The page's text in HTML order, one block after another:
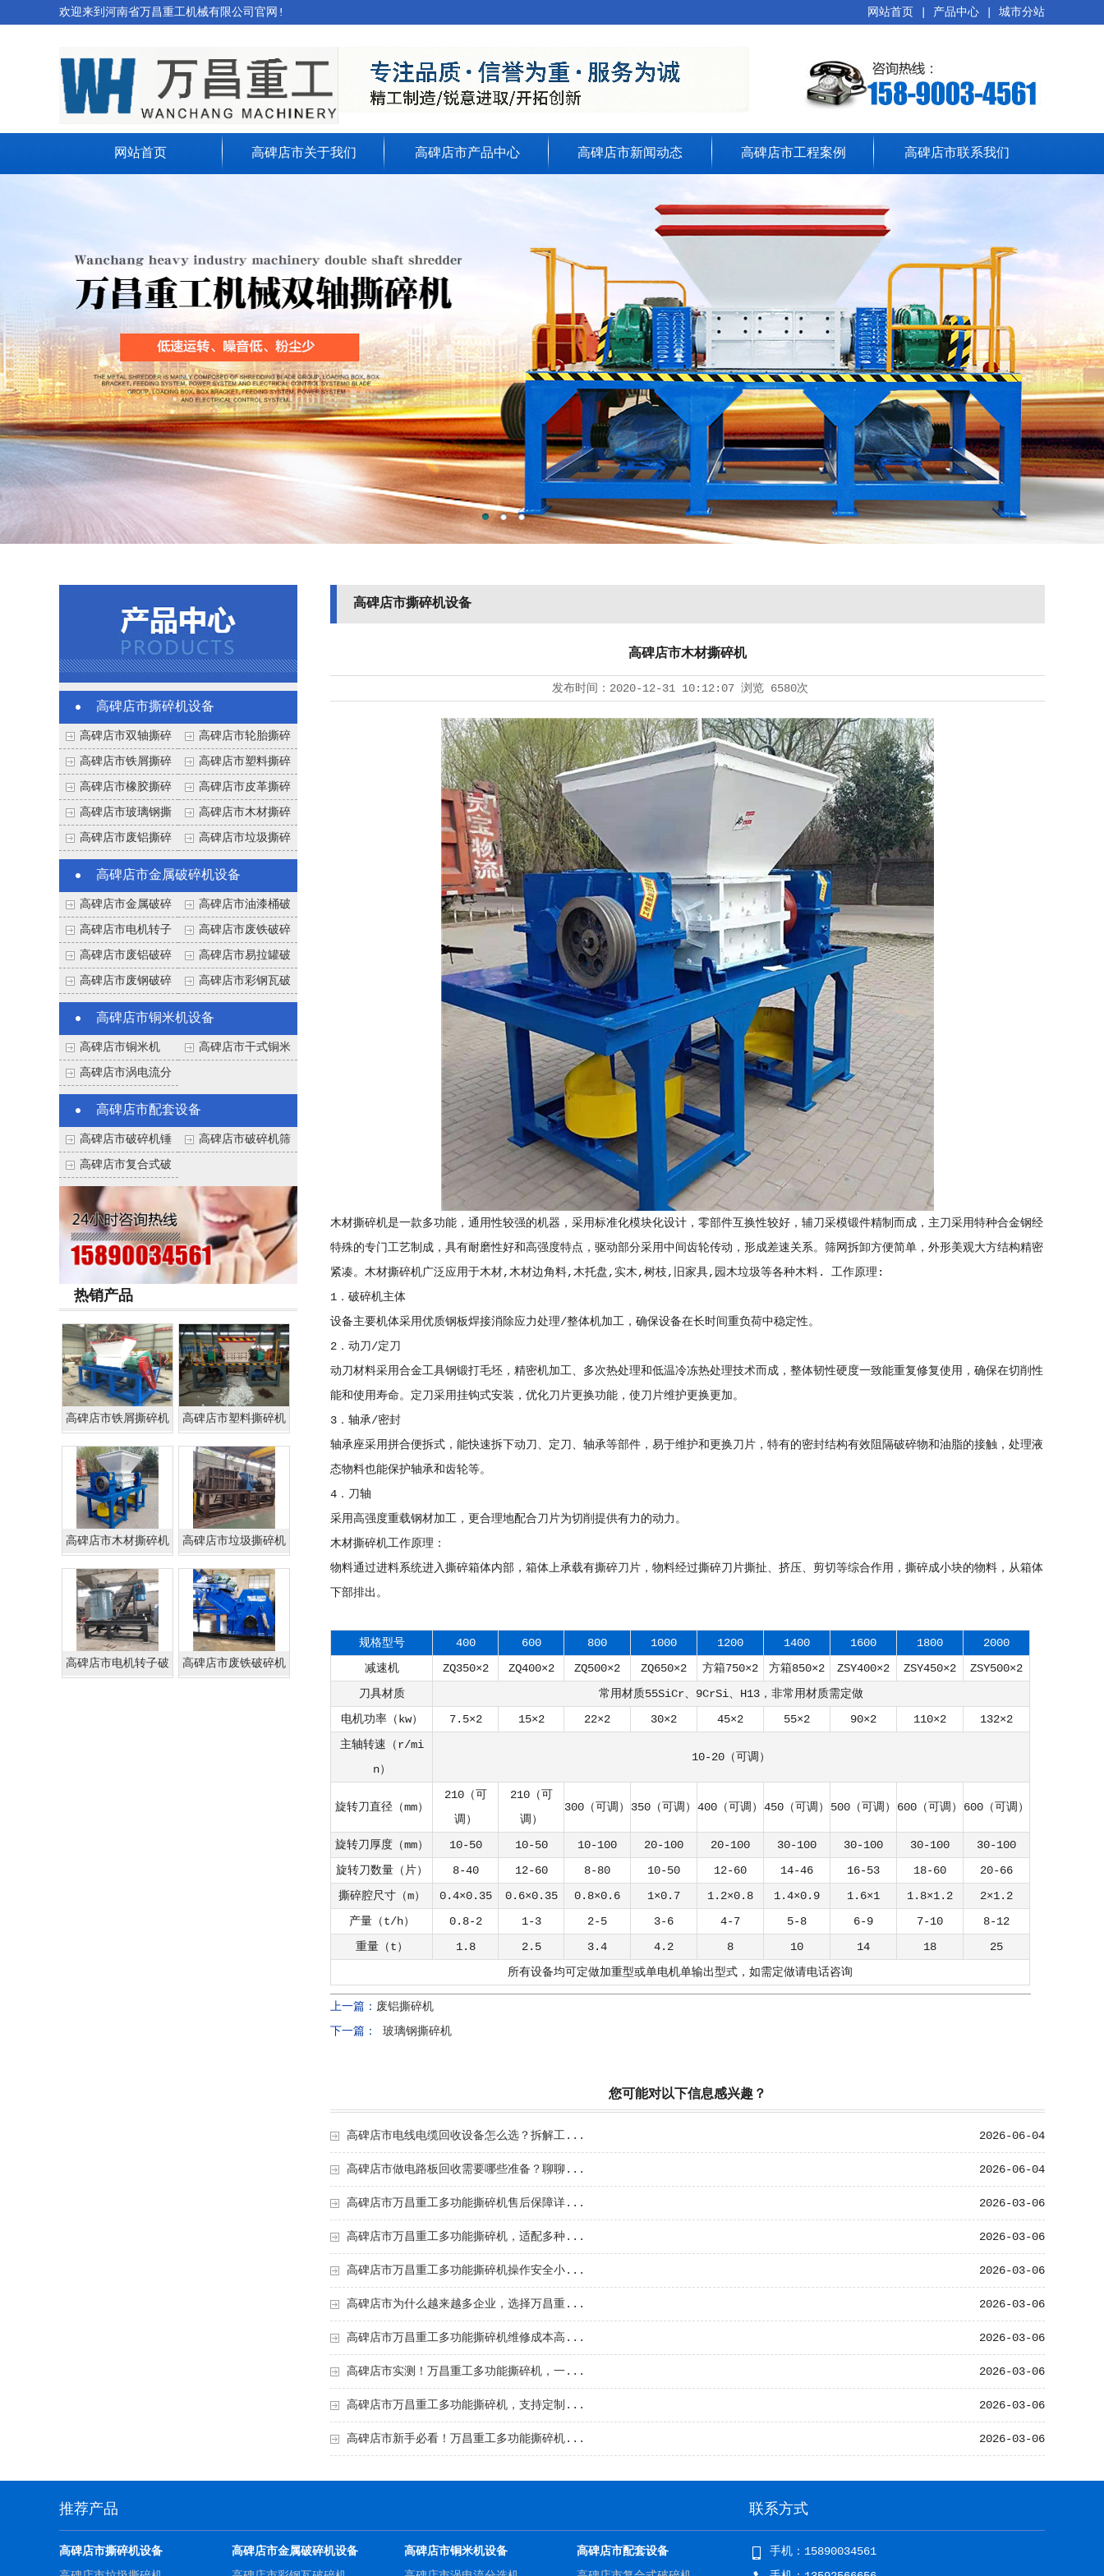
欢迎来到河南省万昌重工机械有限公司官网! 网站首页 产品中心 城市分站
网站首页 高碑店市关于我们 高碑店市产品中心 高碑店市新闻动态 高碑店市工程案例 高碑店市联系我们
高碑店市撕碎机设备
高碑店市双轴撕碎
机
高碑店市轮胎撕碎
机
高碑店市铁屑撕碎
机
高碑店市塑料撕碎
机
高碑店市橡胶撕碎
机
高碑店市皮革撕碎
机
高碑店市玻璃钢撕
碎机
高碑店市木材撕碎
机
高碑店市废铝撕碎
机
高碑店市垃圾撕碎
机
高碑店市金属破碎机设备
高碑店市金属破碎
机
高碑店市油漆桶破
碎机
高碑店市电机转子
破碎机
高碑店市废铁破碎
机
高碑店市废铝破碎
机
高碑店市易拉罐破
碎机
高碑店市废钢破碎
机
高碑店市彩钢瓦破
碎机
高碑店市铜米机设备
高碑店市铜米机
高碑店市干式铜米
高碑店市涡电流分
选机
高碑店市配套设备
高碑店市破碎机锤
头
高碑店市破碎机筛
高碑店市复合式破
碎机
热销产品
高碑店市铁屑撕碎机 高碑店市塑料撕碎机
高碑店市木材撕碎机 高碑店市垃圾撕碎机
高碑店市电机转子破
高碑店市废铁破碎机
高碑店市撕碎机设备
高碑店市木材撕碎机
发布时间： 2020-12-31 10:12:07 浏览 6580次
木材撕碎机是一款多功能，通用性较强的机器，采用标准化模块化设计，零部件互换性较好，辅刀采模锻件精制而成，主刀采用特种合金钢经
特殊的专门工艺制成，具有耐磨性好和高强度特点，驱动部分采用中间齿轮传动，形成差速关系。筛网拆卸方便简单，外形美观大方结构精密
紧凑。木材撕碎机广泛应用于木材,木材边角料,木托盘,实木,树枝,旧家具,园木垃圾等各种木料. 工作原理:
1．破碎机主体
设备主要机体采用优质钢板焊接消除应力处理/整体机加工，确保设备在长时间重负荷中稳定性。
2．动刀/定刀
动刀材料采用合金工具钢锻打毛坯，精密机加工、多次热处理和低温冷冻热处理技术而成，整体韧性硬度一致能重复修复使用，确保在切削性
能和使用寿命。定刀采用挂钩式安装，优化刀片更换功能，使刀片维护更换更加。
3．轴承/密封
轴承座采用拼合便拆式，能快速拆下动刀、定刀、轴承等部件，易于维护和更换刀片，特有的密封结构有效阻隔破碎物和油脂的接触，处理液
态物料也能保护轴承和齿轮等。
4．刀轴
采用高强度重载钢材加工，更合理地配合刀片为切削提供有力的动力。
木材撕碎机工作原理：
物料通过进料系统进入撕碎箱体内部，箱体上承载有撕碎刀片，物料经过撕碎刀片撕扯、挤压、剪切等综合作用，撕碎成小块的物料，从箱体
下部排出。
规格型号 400 600 800 1000 1200 1400 1600 1800
2000
减速机
ZQ350×2 ZQ400×2 ZQ500×2 ZQ650×2 方箱750×2 方箱850×2 ZSY400×2 ZSY450×2
ZSY500×2
刀具材质
常用材质55SiCr、9CrSi、H13，非常用材质需定做
电机功率（kw）
7.5×2 15×2 22×2 30×2 45×2 55×2 90×2 110×2
132×2
主轴转速（r/mi
n）
10-20（可调）
旋转刀直径（mm）
210（可
调）
210（可
调）
300（可调） 350（可调） 400（可调） 450（可调） 500（可调） 600（可调） 600（可调）
旋转刀厚度（mm） 10-50 10-50 10-100 20-100 20-100 30-100 30-100 30-100
30-100
旋转刀数量（片）
8-40 12-60 8-80 10-50 12-60 14-46 16-53 18-60
20-66
撕碎腔尺寸（m）
0.4×0.35 0.6×0.35 0.8×0.6 1×0.7 1.2×0.8 1.4×0.9 1.6×1 1.8×1.2
2×1.2
产量（t/h）
0.8-2 1-3 2-5 3-6 4-7 5-8 6-9 7-10
8-12
重量（t）
1.8 2.5 3.4 4.2 8 10 14 18
25
所有设备均可定做加重型或单电机单输出型式，如需定做请电话咨询
上一篇： 废铝撕碎机
下一篇：
玻璃钢撕碎机
您可能对以下信息感兴趣？
2026-06-04
高碑店市电线电缆回收设备怎么选？拆解工...
2026-06-04
高碑店市做电路板回收需要哪些准备？聊聊...
2026-03-06
高碑店市万昌重工多功能撕碎机售后保障详...
2026-03-06
高碑店市万昌重工多功能撕碎机，适配多种...
2026-03-06
高碑店市万昌重工多功能撕碎机操作安全小...
2026-03-06
高碑店市为什么越来越多企业，选择万昌重...
2026-03-06
高碑店市万昌重工多功能撕碎机维修成本高...
2026-03-06
高碑店市实测！万昌重工多功能撕碎机，一...
2026-03-06
高碑店市万昌重工多功能撕碎机，支持定制...
2026-03-06
高碑店市新手必看！万昌重工多功能撕碎机...
推荐产品
高碑店市撕碎机设备
高碑店市金属破碎机设备
高碑店市铜米机设备
高碑店市配套设备
联系方式
手机：15890034561